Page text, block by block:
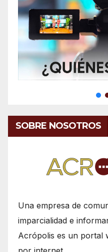
SOBRE NOSOTROS
Una empresa de
imparcialidad e
Acrópolis es un portal